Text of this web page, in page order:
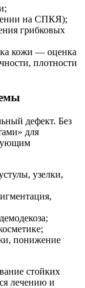
на СПКЯ);
грибковых
кожи — оценка
плотности
дефект. Без
для
узелки,
понижение
стойких
лечению и